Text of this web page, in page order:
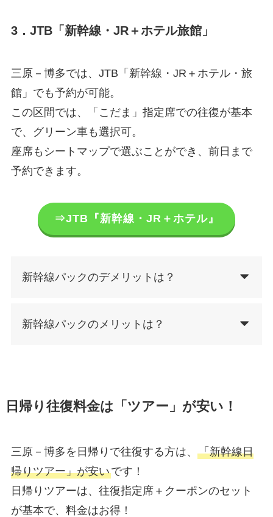
3．JTB「新幹線・JR＋ホテル旅館」
三原－博多では、JTB「新幹線・JR＋ホテル・旅
館」でも予約が可能。
この区間では、「こだま」指定席での往復が基本
で、グリーン車も選択可。
座席もシートマップで選ぶことができ、前日まで
予約できます。
⇒JTB『新幹線・JR＋ホテル』
新幹線パックのデメリットは？
新幹線パックのメリットは？
日帰り往復料金は「ツアー」が安い！
三原－博多を日帰りで往復する方は、 「新幹線日
帰りツアー」が安いです！
日帰りツアーは、往復指定席＋クーポンのセット
が基本で、料金はお得！